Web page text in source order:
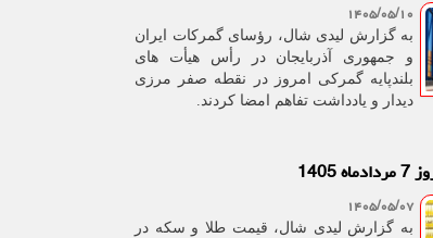
۱۴۰۵/۰۵/۱۰
به گزارش لیدی شال، رؤسای گمرکات ایران
و جمهوری آذربایجان در رأس هیأت های
بلندپایه گمرکی امروز در نقطه صفر مرزی
دیدار و یادداشت تفاهم امضا کردند.
۱۴۰۵/۰۵/۰۷
به گزارش لیدی شال، قیمت طلا و سکه در